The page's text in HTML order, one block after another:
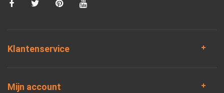
Klantenservice
Mijn account